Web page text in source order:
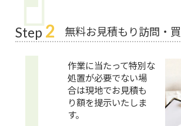
Step 2 無料お見積もり訪問・
作業に当たって特別な
処置が必要でない場
合は現地でお見積も
り額を提示いたしま
す。